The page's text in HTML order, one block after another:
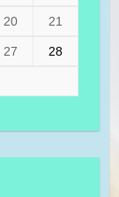
20 21
27 28